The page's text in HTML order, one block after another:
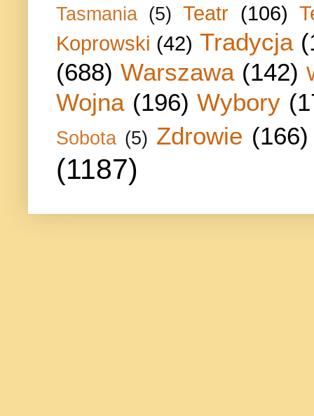
Tasmania (5) Teatr (106)
Koprowski (42) Tradycja
(688) Warszawa (142)
Wojna (196) Wybory
Sobota (5) Zdrowie (166)
(1187)